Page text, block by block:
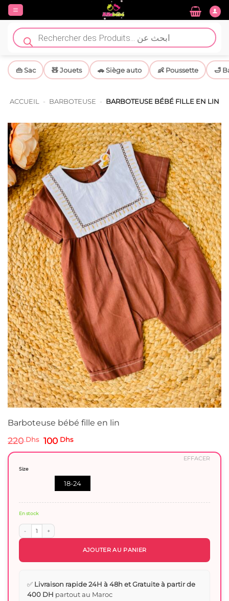
Passer
contenu
Recherche
de
produits
👜 Sac 🧸 Jouets 🚗 Siège auto 👶 Poussette 🛁
ACCUEIL - BARBOTEUSE - BARBOTEUSE BÉBÉ FILLE EN LIN
Barboteuse bébé fille en lin
220Dhs Le
100 DhsLe
Size
18-24
EFFACER
En stock
quantité de Barboteuse bébé fille en lin
AJOUTER AU PANIER
✅ Livraison rapide 24H à 48h et Gratuite à partir de
400 DH partout au Maroc